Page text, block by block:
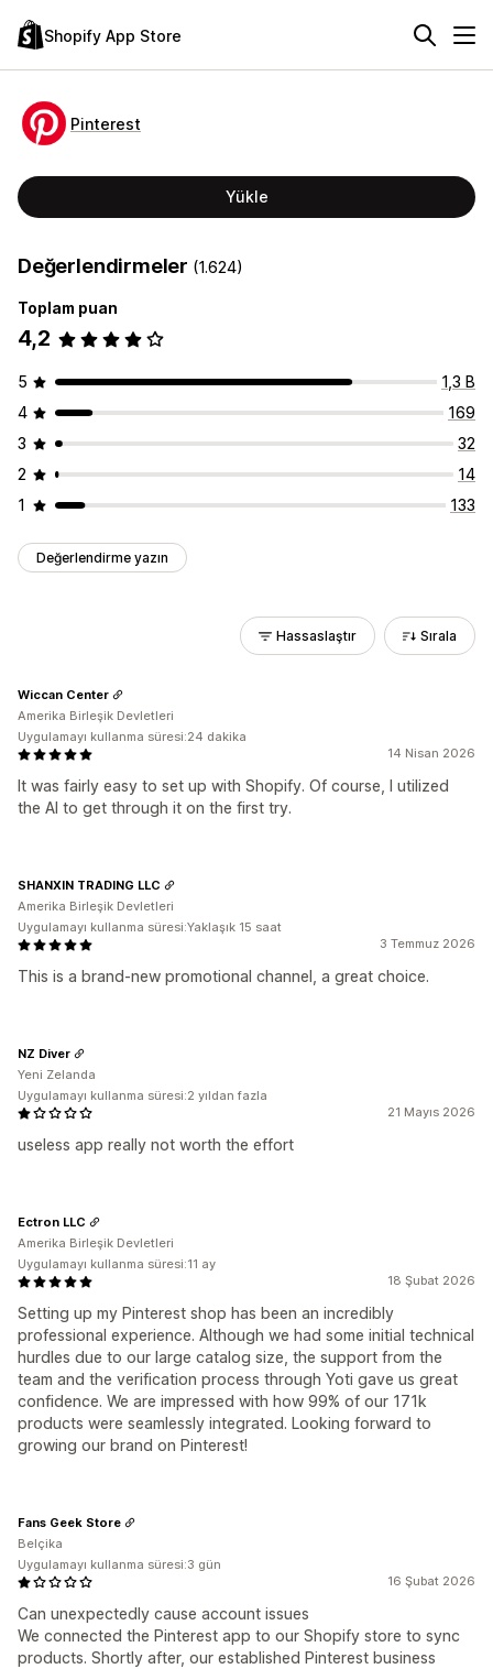
Shopify App Store
Pinterest
Yükle
Değerlendirmeler (1.624)
Toplam puan
4,2
5
1,3 B
4
169
3
32
2
14
1
133
Değerlendirme yazın
Hassaslaştır Sırala
14 Nisan 2026
It was fairly easy to set up with Shopify. Of course, I utilized
the AI to get through it on the first try.
Wiccan Center
Amerika Birleşik Devletleri
Uygulamayı kullanma süresi:24 dakika
3 Temmuz 2026
This is a brand-new promotional channel, a great choice.
SHANXIN TRADING LLC
Amerika Birleşik Devletleri
Uygulamayı kullanma süresi:Yaklaşık 15 saat
21 Mayıs 2026
useless app really not worth the effort
NZ Diver
Yeni Zelanda
Uygulamayı kullanma süresi:2 yıldan fazla
18 Şubat 2026
Setting up my Pinterest shop has been an incredibly
professional experience. Although we had some initial technical
hurdles due to our large catalog size, the support from the
team and the verification process through Yoti gave us great
confidence. We are impressed with how 99% of our 171k
products were seamlessly integrated. Looking forward to
growing our brand on Pinterest!
Ectron LLC
Amerika Birleşik Devletleri
Uygulamayı kullanma süresi:11 ay
16 Şubat 2026
Can unexpectedly cause account issues
We connected the Pinterest app to our Shopify store to sync
products. Shortly after, our established Pinterest business
Fans Geek Store
Belçika
Uygulamayı kullanma süresi:3 gün